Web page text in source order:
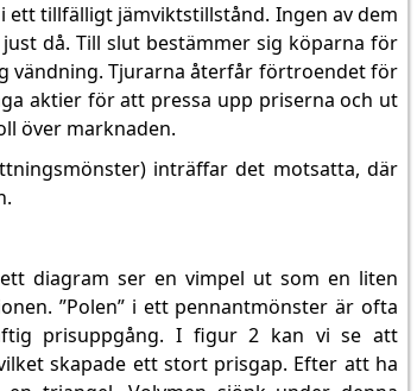
tillfälligt jämviktstillstånd. Ingen av dem
då. Till slut bestämmer sig köparna för
vändning. Tjurarna återfår förtroendet för
aktier för att pressa upp priserna och ut
över marknaden.
inträffar det motsatta, där
diagram ser en vimpel ut som en liten
”Polen” i ett pennantmönster är ofta
prisuppgång. I figur 2 kan vi se att
skapade ett stort prisgap. Efter att ha